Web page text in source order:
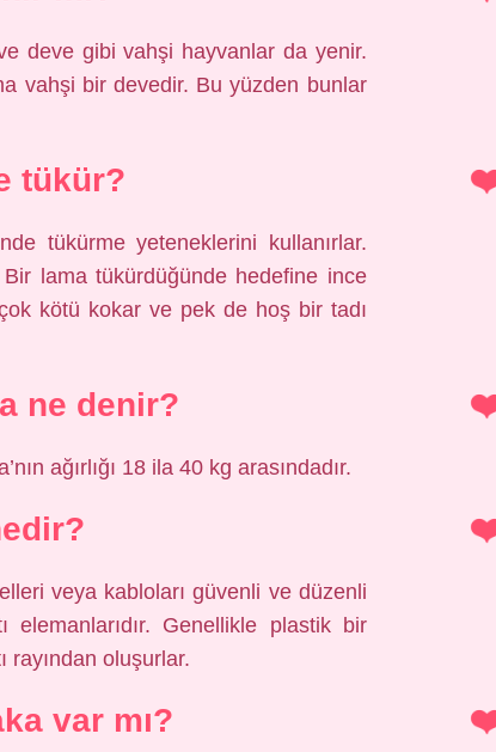
deve gibi vahşi hayvanlar da yenir.
vahşi bir devedir. Bu yüzden bunlar
tükür?
tükürme yeteneklerini kullanırlar.
lama tükürdüğünde hedefine ince
çok kötü kokar ve pek de hoş bir tadı
ne denir?
ağırlığı 18 ila 40 kg arasındadır.
veya kabloları güvenli ve düzenli
elemanlarıdır. Genellikle plastik bir
rayından oluşurlar.
var mı?